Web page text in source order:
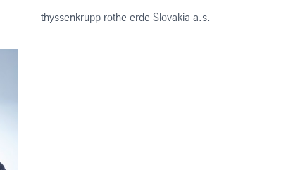
thyssenkrupp rothe erde Slovakia a.s.